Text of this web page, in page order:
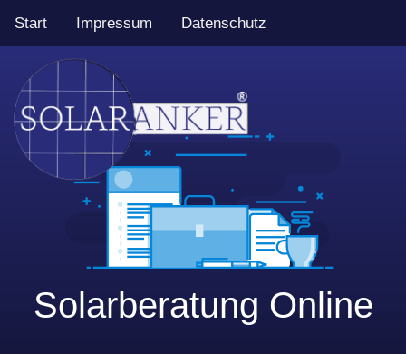
Start Impressum Datenschutz
Solarberatung Online